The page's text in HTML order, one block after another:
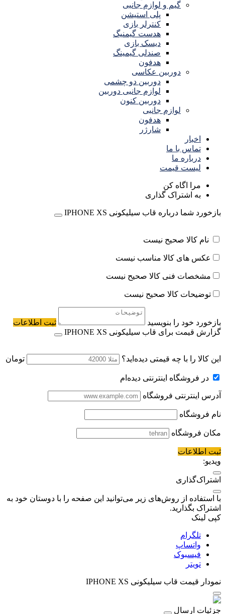
گیم و لوازم جانبی
پلی استیشن
کنترلر بازی
هدست گیمنیگ
دیسک بازی
صندلی گیمینگ
هدفون
دوربین عکاسی
دوربین دو چشمی
لوازم جانبی دوربین
دوربین کنون
لوازم جانبی
هدفون
شارژر
اخبار
تماس با ما
درباره ما
لیست قیمت
مرا اگاه کن
به اشتراک گذاری
بازخورد شما درباره قاب سیلیکونی IPHONE XS
نام کالا صحیح نیست
عکس های کالا مناسب نیست
مشخصات فنی کالا صحیح نیست
توضیحات کالا صحیح نیست
بازخورد خود را بنویسید
ثبت اطلاعات
گزارش قیمت برای قاب سیلیکونی IPHONE XS
این کالا را با چه قیمتی دیده‌اید؟ تومان
در فروشگاه اینترنتی دیده‌ام
آدرس اینترنتی فروشگاه
نام فروشگاه
مکان فروشگاه
ثبت اطلاعات
ویدیو:
اشتراک‌گذاری
با استفاده از روش‌های زیر می‌توانید این صفحه را با دوستان خود به
اشتراک بگذارید.
کپی لینک
تلگرام
واتساپ
فیسبوک
تویتر
نمودار قیمت قاب سیلیکونی IPHONE XS
جزئیات ارسال